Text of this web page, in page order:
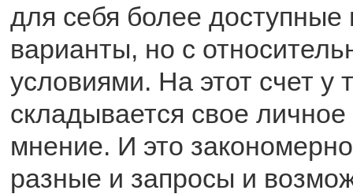
для себя более доступные
варианты, но с
условиями. На этот счет у
складывается свое
мнение. И это
разные и запросы и